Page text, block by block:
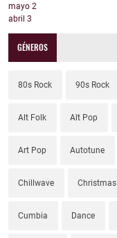
mayo 2
abril 3
GÉNEROS
80s Rock 90s Rock
Alt Folk Alt Pop
Art Pop Autotune
Chillwave Christmas
Cumbia Dance